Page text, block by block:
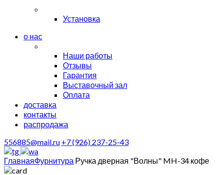
Установка
о нас
Наши работы
Отзывы
Гарантия
Выставочный зал
Оплата
доставка
контакты
распродажа
556885@mail.ru +7 (926) 237-25-43
ГлавнаяФурнитура Ручка дверная "Волны" MH-34 кофе